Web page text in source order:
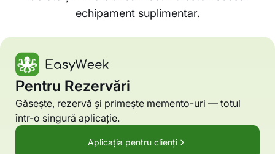
echipament suplimentar.
Pentru Rezervări
Găsește, rezervă și primește memento-uri — totul
într-o singură aplicație.
Aplicația pentru clienți